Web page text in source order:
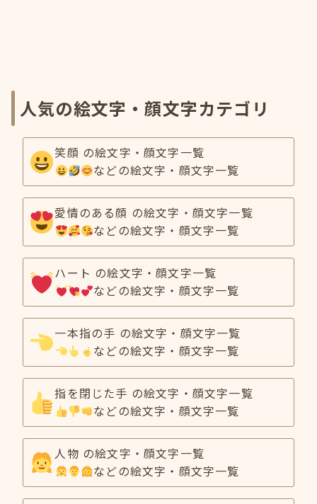
人気の絵文字・顔文字カテゴリ
笑顔 の絵文字・顔文字一覧
などの絵文字・顔文字一覧
愛情のある顔 の絵文字・顔文字一覧
などの絵文字・顔文字一覧
ハート の絵文字・顔文字一覧
などの絵文字・顔文字一覧
一本指の手 の絵文字・顔文字一覧
などの絵文字・顔文字一覧
指を閉じた手 の絵文字・顔文字一覧
などの絵文字・顔文字一覧
人物 の絵文字・顔文字一覧
などの絵文字・顔文字一覧